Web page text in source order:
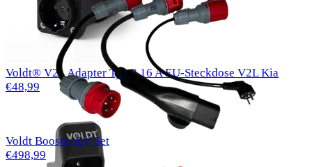
Voldt® V2L Adapter Typ 2 16 A EU-Steckdose V2L Kia
€48,99
Voldt Booster EV Set
€498,99